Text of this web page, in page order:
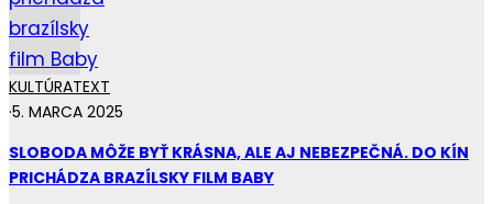
KULTÚRATEXT
·5. MARCA 2025
SLOBODA MÔŽE BYŤ KRÁSNA, ALE AJ NEBEZPEČNÁ. DO KÍN
PRICHÁDZA BRAZÍLSKY FILM BABY